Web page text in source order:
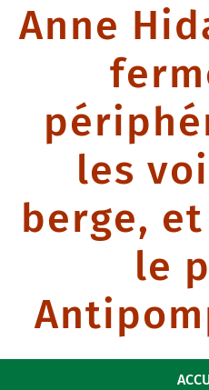
Anne
les
berge,
le